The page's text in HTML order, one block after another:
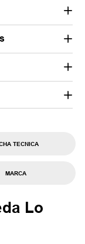
TECNICA
MARCA
Lo